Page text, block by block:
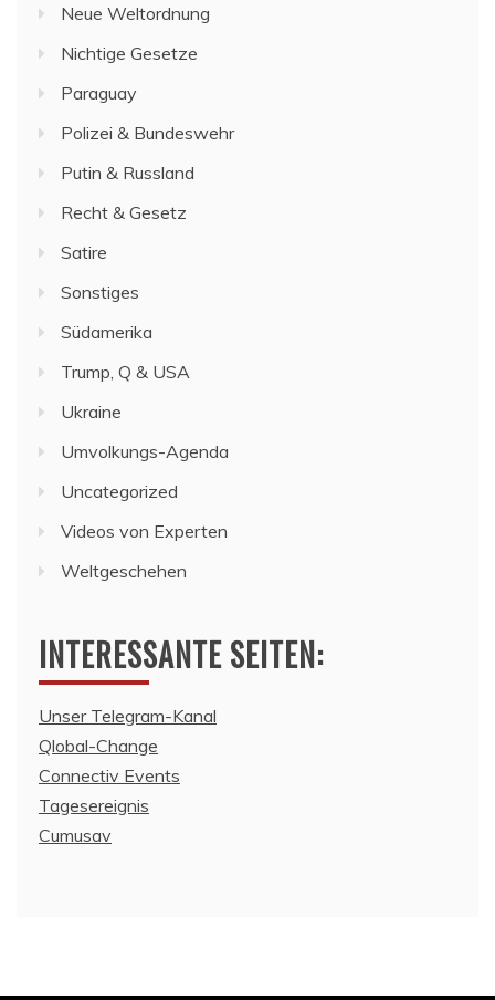
Neue Weltordnung
Nichtige Gesetze
Paraguay
Polizei & Bundeswehr
Putin & Russland
Recht & Gesetz
Satire
Sonstiges
Südamerika
Trump, Q & USA
Ukraine
Umvolkungs-Agenda
Uncategorized
Videos von Experten
Weltgeschehen
INTERESSANTE SEITEN:
Unser Telegram-Kanal
Qlobal-Change
Connectiv Events
Tagesereignis
Cumusav